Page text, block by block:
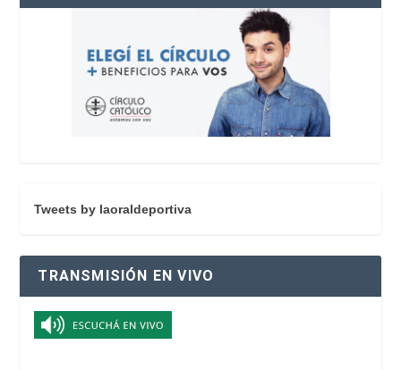
Tweets by laoraldeportiva
TRANSMISIÓN EN VIVO